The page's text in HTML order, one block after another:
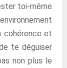
toi-même
cohérence et
te déguiser
non plus le